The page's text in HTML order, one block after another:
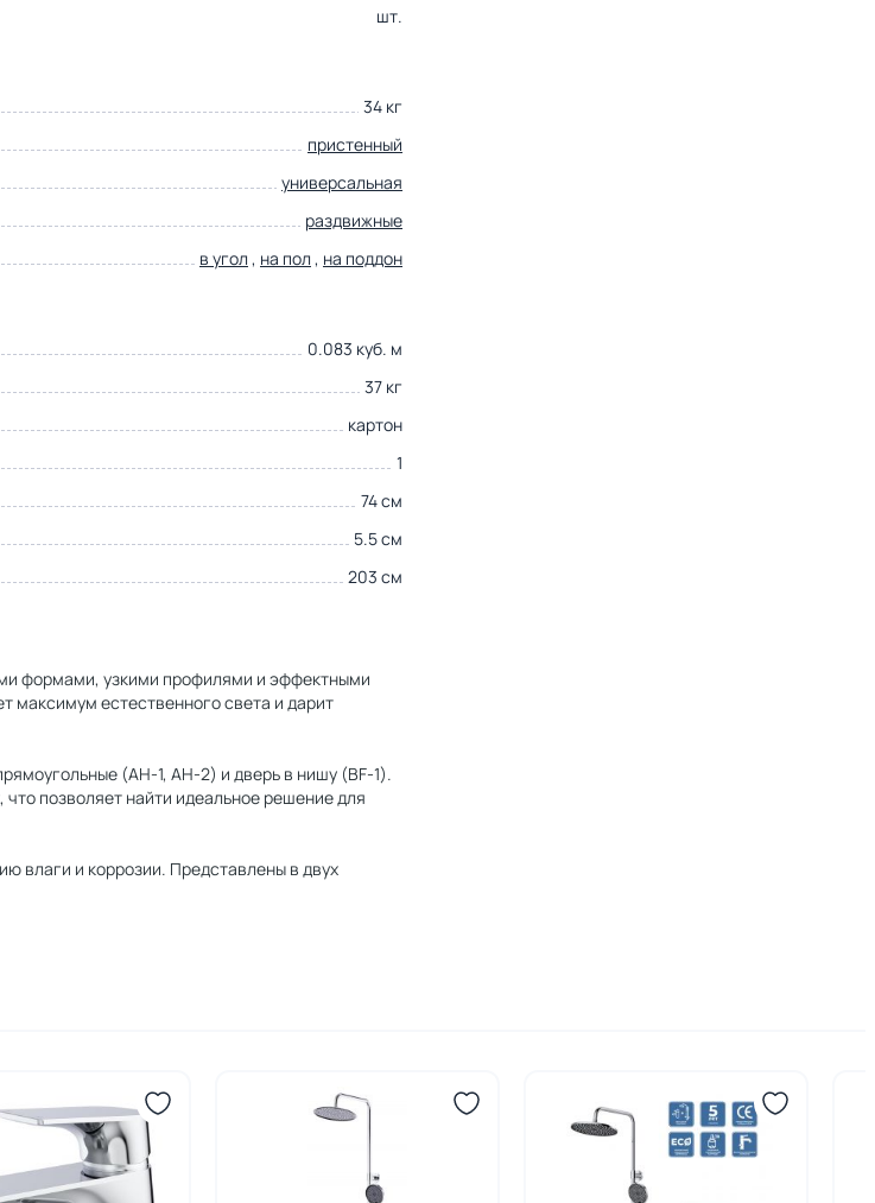
шт.
34 кг
пристенный
универсальная
раздвижные
в угол , на пол , на поддон
0.083 куб. м
37 кг
картон
1
74 см
5.5 см
203 см
формами, узкими профилями и эффектными
максимум естественного света и дарит
(AH-1, AH-2) и дверь в нишу (BF-1).
позволяет найти идеальное решение для
влаги и коррозии. Представлены в двух